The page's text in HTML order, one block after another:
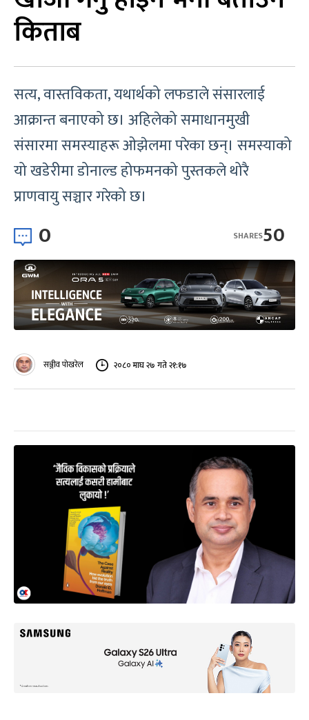
किताब
सत्य, वास्तविकता, यथार्थको लफडाले संसारलाई
आक्रान्त बनाएको छ। अहिलेको समाधानमुखी
संसारमा समस्याहरू ओझेलमा परेका छन्। समस्याको
यो खडेरीमा डोनाल्ड होफमनको पुस्तकले थोरै
प्राणवायु सञ्चार गरेको छ।
0 50
SHARES
सञ्जीव पोखरेल २०८० माघ २७ गते २१:१७